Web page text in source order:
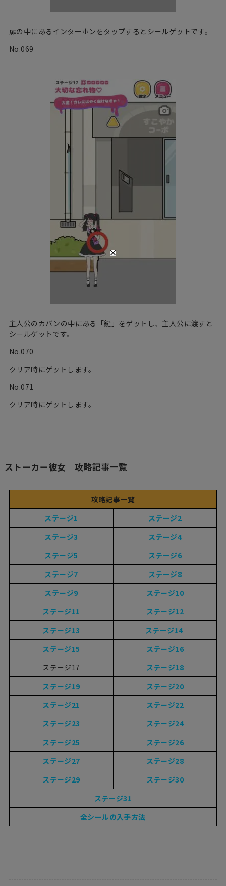
扉の中にあるインターホンをタップするとシールゲットです。
No.069
主人公のカバンの中にある「鍵」をゲットし、主人公に渡すと
シールゲットです。
No.070
クリア時にゲットします。
No.071
クリア時にゲットします。
ストーカー彼女 攻略記事一覧
攻略記事一覧
ステージ1
ステージ2
ステージ3
ステージ4
ステージ5
ステージ6
ステージ7
ステージ8
ステージ9
ステージ10
ステージ11
ステージ12
ステージ13
ステージ14
ステージ15
ステージ16
ステージ17
ステージ18
ステージ19
ステージ20
ステージ21
ステージ22
ステージ23
ステージ24
ステージ25
ステージ26
ステージ27
ステージ28
ステージ29
ステージ30
ステージ31
全シールの入手方法